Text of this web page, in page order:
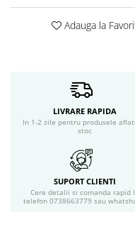
Accesorii machiaj
Igiena dentara
Adeziv dentar si ingrijire
Igiena intima
Tampoane si absorbante
Geluri si deodorante igiena
Produse manichiura &
Oja si lac de unghii
Adauga la
LIVRARE RAPIDA
In 1-2 zile pentru produsele
stoc
SUPORT CLIENTI
Cere detalii si comanda rapid
telefon 0738663779 sau